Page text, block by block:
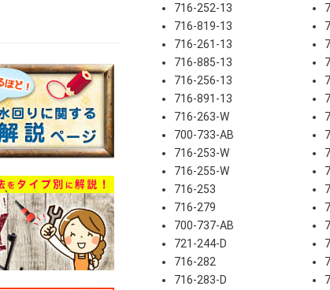
716-252-13
716-819-13
716-261-13
716-885-13
716-256-13
716-891-13
716-263-W
700-733-AB
716-253-W
716-255-W
716-253
716-279
700-737-AB
721-244-D
716-282
716-283-D